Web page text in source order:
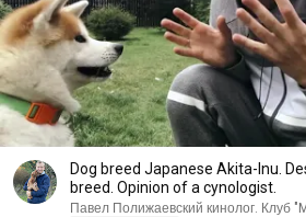
Dog breed Japanese Akita-Inu.
breed. Opinion of a cynologist.
Павел Полижаевский кинолог. Клуб